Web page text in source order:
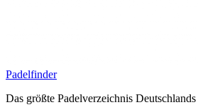
Padelfinder
Das größte Padelverzeichnis Deutschlands